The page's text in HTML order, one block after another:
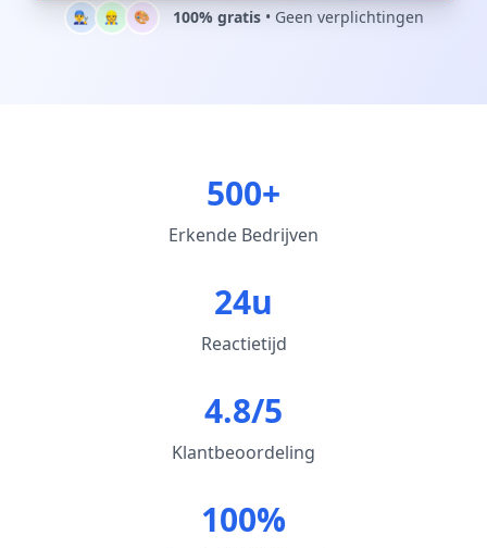
👨‍🔧 👷 🎨 100% gratis• Geen verplichtingen
500+
Erkende Bedrijven
24u
Reactietijd
4.8/5
Klantbeoordeling
100%